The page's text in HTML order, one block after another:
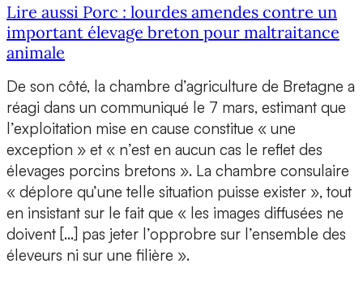
Lire aussi Porc : lourdes amendes contre un
important élevage breton pour maltraitance
animale
De son côté, la chambre d’agriculture de Bretagne a
réagi dans un communiqué le 7 mars, estimant que
l’exploitation mise en cause constitue « une
exception » et « n’est en aucun cas le reflet des
élevages porcins bretons ». La chambre consulaire
« déplore qu’une telle situation puisse exister », tout
en insistant sur le fait que « les images diffusées ne
doivent […] pas jeter l’opprobre sur l’ensemble des
éleveurs ni sur une filière ».